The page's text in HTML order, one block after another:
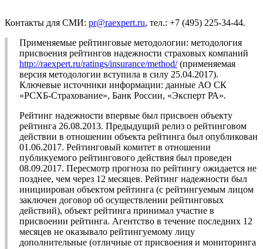
Контакты для СМИ: pr@raexpert.ru, тел.: +7 (495) 225-34-44.
Применяемые рейтинговые методологии: методология
присвоения рейтингов надежности страховых компаний
http://raexpert.ru/ratings/insurance/method/(применяемая
версия методологии вступила в силу 25.04.2017).
Ключевые источники информации: данные АО СК
«РСХБ-Страхование», Банк России, «Эксперт РА».
Рейтинг надежности впервые был присвоен объекту
рейтинга 26.08.2013. Предыдущий релиз о рейтинговом
действии в отношении объекта рейтинга был опубликован
01.06.2017. Рейтинговый комитет в отношении
публикуемого рейтингового действия был проведен
08.09.2017. Пересмотр прогноза по рейтингу ожидается не
позднее, чем через 12 месяцев. Рейтинг надежности был
инициирован объектом рейтинга (с рейтингуемым лицом
заключен договор об осуществлении рейтинговых
действий), объект рейтинга принимал участие в
присвоении рейтинга. Агентство в течение последних 12
месяцев не оказывало рейтингуемому лицу
дополнительные (отличные от присвоения и мониторинга